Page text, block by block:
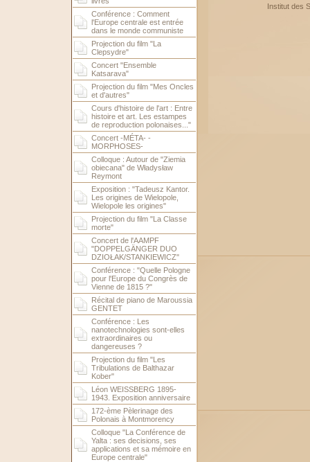
Conférence : Comment
l'Europe centrale est entrée
dans le monde communiste
Projection du film "La
Clepsydre"
Concert "Ensemble
Katsarava"
Projection du film "Mes Oncles
et d'autres"
Cours d'histoire de l'art : Entre
histoire et art. Les estampes
de reproduction polonaises..."
Concert -MÉTA- -
MORPHOSES-
Colloque : Autour de "Ziemia
obiecana" de Władysław
Reymont
Exposition : "Tadeusz Kantor.
Les origines de Wielopole,
Wielopole les origines"
Projection du film "La Classe
morte"
Concert de l'AAMPF
"DOPPELGÄNGER DUO
DZIOŁAK/STANKIEWICZ"
Conférence : "Quelle Pologne
pour l'Europe du Congrès de
Vienne de 1815 ?"
Récital de piano de Maroussia
GENTET
Conférence : Les
nanotechnologies sont-elles
extraordinaires ou
dangereuses ?
Projection du film "Les
Tribulations de Balthazar
Kober"
Léon WEISSBERG 1895-
1943. Exposition anniversaire
172-ème Pèlerinage des
Polonais à Montmorency
Colloque "La Conférence de
Yalta : ses decisions, ses
applications et sa mémoire en
Europe centrale"
Institut des